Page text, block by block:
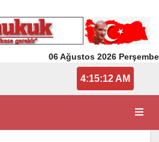
06 Ağustos 2026 Perşembe
4:15:13 AM